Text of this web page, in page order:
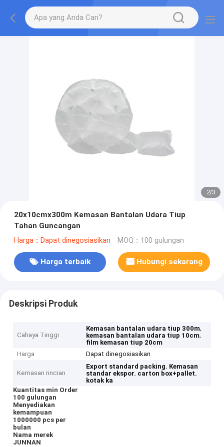
2/3
20x10cmx300m Kemasan Bantalan Udara Tiup
Tahan Guncangan
Harga：Dapat dinegosiasikan MOQ：100 gulungan
Harga terbaik Hubungi sekarang
Deskripsi Produk
Cahaya Tinggi
Kemasan bantalan udara tiup 300m,
kemasan bantalan udara tiup 10cm,
film kemasan tiup 20cm
Harga
Dapat dinegosiasikan
Kemasan rincian
Export standard packing. Kemasan
standar ekspor. carton box+pallet.
kotak ka
Kuantitas min Order
100 gulungan
Menyediakan
kemampuan
1000000 pcs per
bulan
Nama merek
JUNNAN